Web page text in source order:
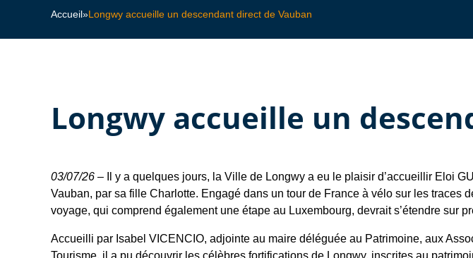
Accueil»Longwy accueille un descendant direct de Vauban
Longwy accueille un
03/07/26 – Il y a quelques jours, la Ville de Longwy a eu le plaisir d’accueillir Eloi
Vauban, par sa fille Charlotte. Engagé dans un tour de France à vélo sur les
voyage, qui comprend également une étape au Luxembourg, devrait s’étendre sur
Accueilli par Isabel VICENCIO, adjointe au maire déléguée au Patrimoine, aux
Tourisme, il a pu découvrir les célèbres fortifications de Longwy, inscrites au